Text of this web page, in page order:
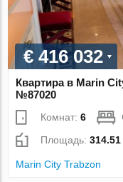
€ 416 032
Квартира в Marin
№87020
Комнат:6
Площадь:314.51
Marin City Trabzon